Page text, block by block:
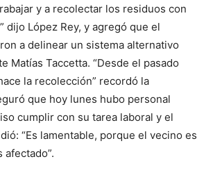
y a recolectar los residuos con
dijo López Rey, y agregó que el
a delinear un sistema alternativo
Matías Taccetta. “Desde el pasado
la recolección” recordó la
que hoy lunes hubo personal
cumplir con su tarea laboral y el
“Es lamentable, porque el vecino es
afectado”.